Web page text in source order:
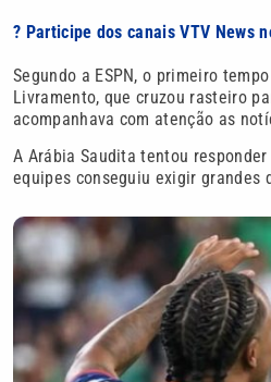
? Participe dos canais VTV News
Segundo a ESPN, o primeiro
Livramento, que cruzou rasteiro
acompanhava com atenção as
A Arábia Saudita tentou
equipes conseguiu exigir grandes